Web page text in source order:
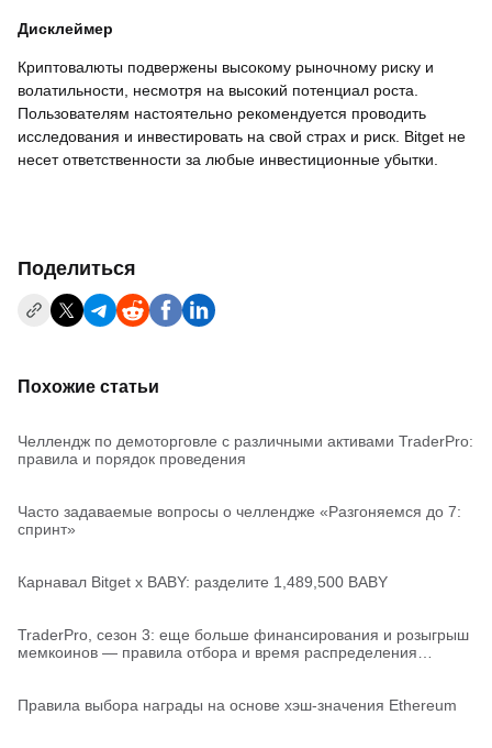
Дисклеймер
Криптовалюты подвержены высокому рыночному риску и
волатильности, несмотря на высокий потенциал роста.
Пользователям настоятельно рекомендуется проводить
исследования и инвестировать на свой страх и риск. Bitget не
несет ответственности за любые инвестиционные убытки.
Поделиться
Похожие статьи
Челлендж по демоторговле с различными активами TraderPro:
правила и порядок проведения
Часто задаваемые вопросы о челлендже «Разгоняемся до 7:
спринт»
Карнавал Bitget x BABY: разделите 1,489,500 BABY
TraderPro, сезон 3: еще больше финансирования и розыгрыш
мемкоинов — правила отбора и время распределения
Правила выбора награды на основе хэш-значения Ethereum